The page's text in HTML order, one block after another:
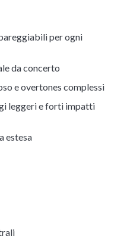
per ogni
da concerto
e overtones complessi
leggeri e forti impatti
estesa